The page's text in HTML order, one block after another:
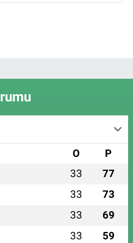
O P
33 77
33 73
33 69
33 59